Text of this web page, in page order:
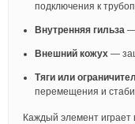
подключения к
Внутренняя гильза —
Внешний кожух —
Тяги или
перемещения и
Каждый элемент